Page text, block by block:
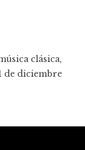
clásica,
de diciembre